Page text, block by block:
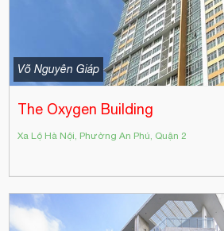
Võ Nguyên Giáp
The Oxygen Building
Xa Lộ Hà Nội, Phường An Phú, Quận 2